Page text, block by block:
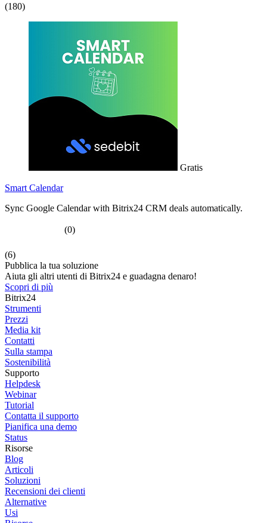
(180)
Gratis
Smart Calendar
Sync Google Calendar with Bitrix24 CRM deals automatically.
(0)
(6)
Pubblica la tua soluzione
Aiuta gli altri utenti di Bitrix24 e guadagna denaro!
Scopri di più
Bitrix24
Strumenti
Prezzi
Media kit
Contatti
Sulla stampa
Sostenibilità
Supporto
Helpdesk
Webinar
Tutorial
Contatta il supporto
Pianifica una demo
Status
Risorse
Blog
Articoli
Soluzioni
Recensioni dei clienti
Alternative
Usi